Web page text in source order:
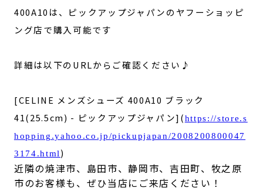
400A10は、ピックアップジャパンのヤフーショッピ
ング店で購入可能です
詳細は以下のURLからご確認ください♪
[CELINE メンズシューズ 400A10 ブラック
41(25.5cm) - ピックアップジャパン](https://store.s
hopping.yahoo.co.jp/pickupjapan/2008200800047
3174.html)
近隣の焼津市、島田市、静岡市、吉田町、牧之原
市のお客様も、ぜひ当店にご来店ください！